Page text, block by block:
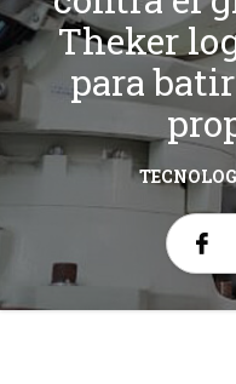
Theker
para